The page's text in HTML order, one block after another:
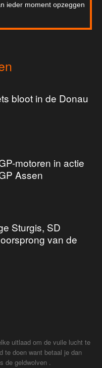
ieder moment opzeggen
bloot in de Donau
motoren in actie
Assen
Sturgis, SD
van de
uitlaad om de vuile lucht te
te doen want betaal je dan
de geldwolven .